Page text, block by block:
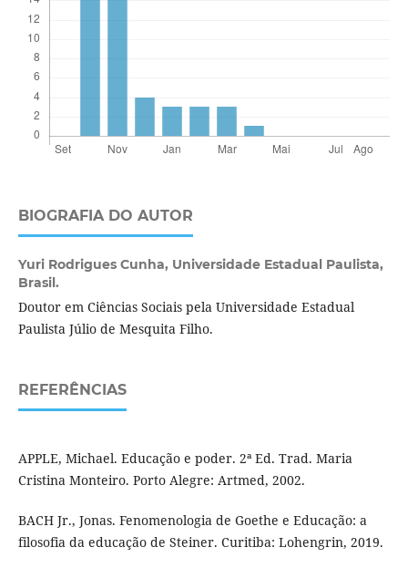
BIOGRAFIA DO AUTOR
Yuri Rodrigues Cunha, Universidade Estadual Paulista,
Brasil.
Doutor em Ciências Sociais pela Universidade Estadual
Paulista Júlio de Mesquita Filho.
REFERÊNCIAS
APPLE, Michael. Educação e poder. 2ª Ed. Trad. Maria
Cristina Monteiro. Porto Alegre: Artmed, 2002.
BACH Jr., Jonas. Fenomenologia de Goethe e Educação: a
filosofia da educação de Steiner. Curitiba: Lohengrin, 2019.